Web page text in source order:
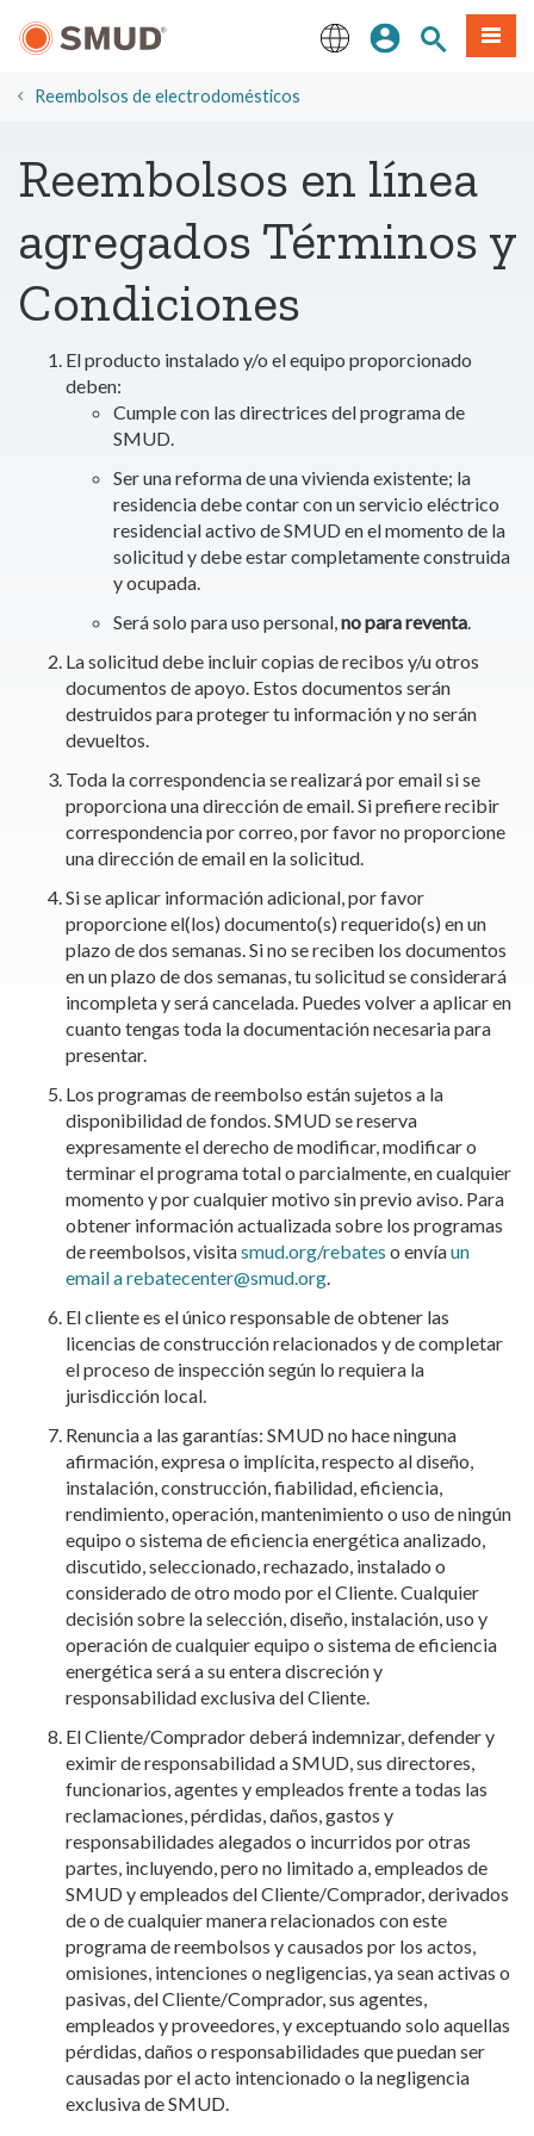
principal
Iniciar sesión
Buscar en
Menú
​Reembolsos de electrodomésticos
Reembolsos en línea
agregados Términos y
Condiciones
El producto instalado y/o el equipo proporcionado
deben:
Cumple con las directrices del programa de
SMUD.
Ser una reforma de una vivienda existente; la
residencia debe contar con un servicio eléctrico
residencial activo de SMUD en el momento de la
solicitud y debe estar completamente construida
y ocupada.
Será solo para uso personal,no para reventa.
La solicitud debe incluir copias de recibos y/u otros
documentos de apoyo. Estos documentos serán
destruidos para proteger tu información y no serán
devueltos.
Toda la correspondencia se realizará por email si se
proporciona una dirección de email. Si prefiere recibir
correspondencia por correo, por favor no proporcione
una dirección de email en la solicitud.
Si se aplicar información adicional, por favor
proporcione el(los) documento(s) requerido(s) en un
plazo de dos semanas. Si no se reciben los documentos
en un plazo de dos semanas, tu solicitud se considerará
incompleta y será cancelada. Puedes volver a aplicar en
cuanto tengas toda la documentación necesaria para
presentar.
Los programas de reembolso están sujetos a la
disponibilidad de fondos. SMUD se reserva
expresamente el derecho de modificar, modificar o
terminar el programa total o parcialmente, en cualquier
momento y por cualquier motivo sin previo aviso. Para
obtener información actualizada sobre los programas
de reembolsos, visitasmud.org/rebates o envíaun
email a rebatecenter@smud.org.
El cliente es el único responsable de obtener las
licencias de construcción relacionados y de completar
el proceso de inspección según lo requiera la
jurisdicción local.
Renuncia a las garantías: SMUD no hace ninguna
afirmación, expresa o implícita, respecto al diseño,
instalación, construcción, fiabilidad, eficiencia,
rendimiento, operación, mantenimiento o uso de ningún
equipo o sistema de eficiencia energética analizado,
discutido, seleccionado, rechazado, instalado o
considerado de otro modo por el Cliente. Cualquier
decisión sobre la selección, diseño, instalación, uso y
operación de cualquier equipo o sistema de eficiencia
energética será a su entera discreción y
responsabilidad exclusiva del Cliente.
El Cliente/Comprador deberá indemnizar, defender y
eximir de responsabilidad a SMUD, sus directores,
funcionarios, agentes y empleados frente a todas las
reclamaciones, pérdidas, daños, gastos y
responsabilidades alegados o incurridos por otras
partes, incluyendo, pero no limitado a, empleados de
SMUD y empleados del Cliente/Comprador, derivados
de o de cualquier manera relacionados con este
programa de reembolsos y causados por los actos,
omisiones, intenciones o negligencias, ya sean activas o
pasivas, del Cliente/Comprador, sus agentes,
empleados y proveedores, y exceptuando solo aquellas
pérdidas, daños o responsabilidades que puedan ser
causadas por el acto intencionado o la negligencia
exclusiva de SMUD.